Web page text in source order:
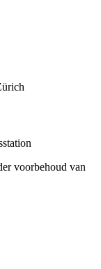
voorbehoud van